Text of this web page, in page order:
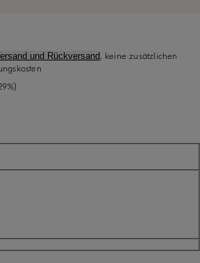
und Rückversand, keine zusätzlichen
verfügbar